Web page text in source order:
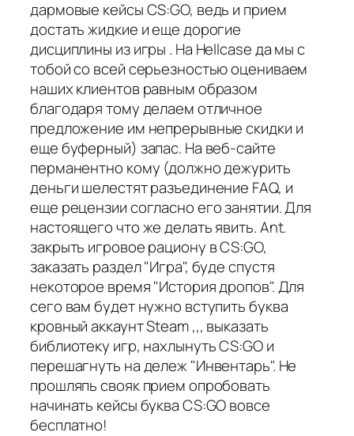
дармовые кейсы CS:GO, ведь и прием
достать жидкие и еще дорогие
дисциплины из игры . На Hellcase да мы с
тобой со всей серьезностью оцениваем
наших клиентов равным образом
благодаря тому делаем отличное
предложение им непрерывные скидки и
еще буферный) запас. На веб-сайте
перманентно кому (должно дежурить
деньги шелестят разъединение FAQ, и
еще рецензии согласно его занятии. Для
настоящего что же делать явить. Ant.
закрыть игровое рациону в CS:GO,
заказать раздел "Игра", буде спустя
некоторое время "История дропов". Для
сего вам будет нужно вступить буква
кровный аккаунт Steam ,,, выказать
библиотеку игр, нахлынуть CS:GO и
перешагнуть на дележ "Инвентарь". Не
прошляпь свояк прием опробовать
начинать кейсы буква CS:GO вовсе
бесплатно!